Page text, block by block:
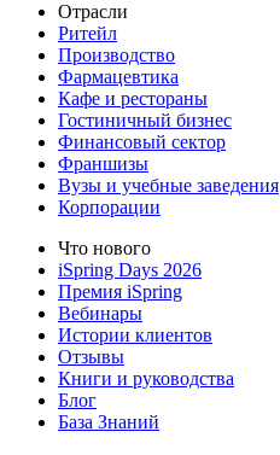
Отрасли
Ритейл
Производство
Фармацевтика
Кафе и рестораны
Гостиничный бизнес
Финансовый сектор
Франшизы
Вузы и учебные заведения
Корпорации
Что нового
iSpring Days 2026
Премия iSpring
Вебинары
Истории клиентов
Отзывы
Книги и руководства
Блог
База Знаний